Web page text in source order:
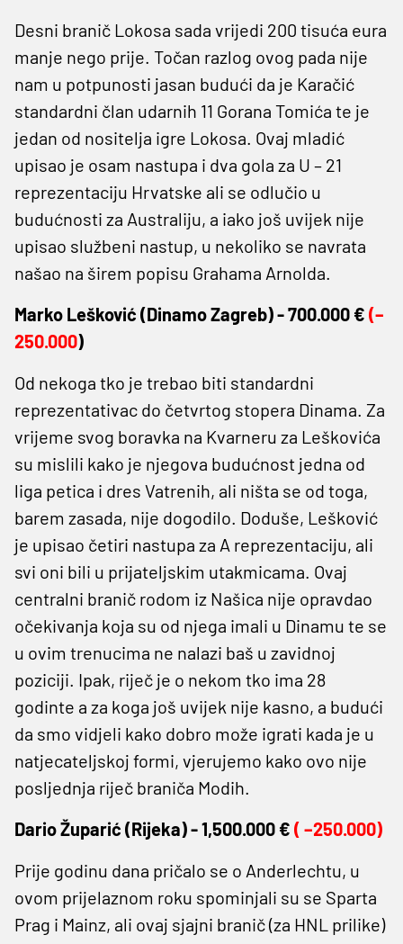
Desni branič Lokosa sada vrijedi 200 tisuća eura
manje nego prije. Točan razlog ovog pada nije
nam u potpunosti jasan budući da je Karačić
standardni član udarnih 11 Gorana Tomića te je
jedan od nositelja igre Lokosa. Ovaj mladić
upisao je osam nastupa i dva gola za U – 21
reprezentaciju Hrvatske ali se odlučio u
budućnosti za Australiju, a iako još uvijek nije
upisao službeni nastup, u nekoliko se navrata
našao na širem popisu Grahama Arnolda.
Marko Lešković (Dinamo Zagreb) -700.000 € (–
250.000)
Od nekoga tko je trebao biti standardni
reprezentativac do četvrtog stopera Dinama. Za
vrijeme svog boravka na Kvarneru za Leškovića
su mislili kako je njegova budućnost jedna od
liga petica i dres Vatrenih, ali ništa se od toga,
barem zasada, nije dogodilo. Doduše, Lešković
je upisao četiri nastupa za A reprezentaciju, ali
svi oni bili u prijateljskim utakmicama. Ovaj
centralni branič rodom iz Našica nije opravdao
očekivanja koja su od njega imali u Dinamu te se
u ovim trenucima ne nalazi baš u zavidnoj
poziciji. Ipak, riječ je o nekom tko ima 28
godinte a za koga još uvijek nije kasno, a budući
da smo vidjeli kako dobro može igrati kada je u
natjecateljskoj formi, vjerujemo kako ovo nije
posljednja riječ braniča Modih.
Dario Župarić (Rijeka) -1,500.000 € ( –250.000)
Prije godinu dana pričalo se o Anderlechtu, u
ovom prijelaznom roku spominjali su se Sparta
Prag i Mainz, ali ovaj sjajni branič (za HNL prilike)